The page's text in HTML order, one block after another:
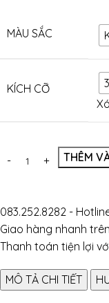
MÀU SẮC
KÍCH CỠ
THÊM
083.252.8282 -
Giao hàng nhanh
Thanh toán tiện lợi
MÔ TẢ CHI TIẾT